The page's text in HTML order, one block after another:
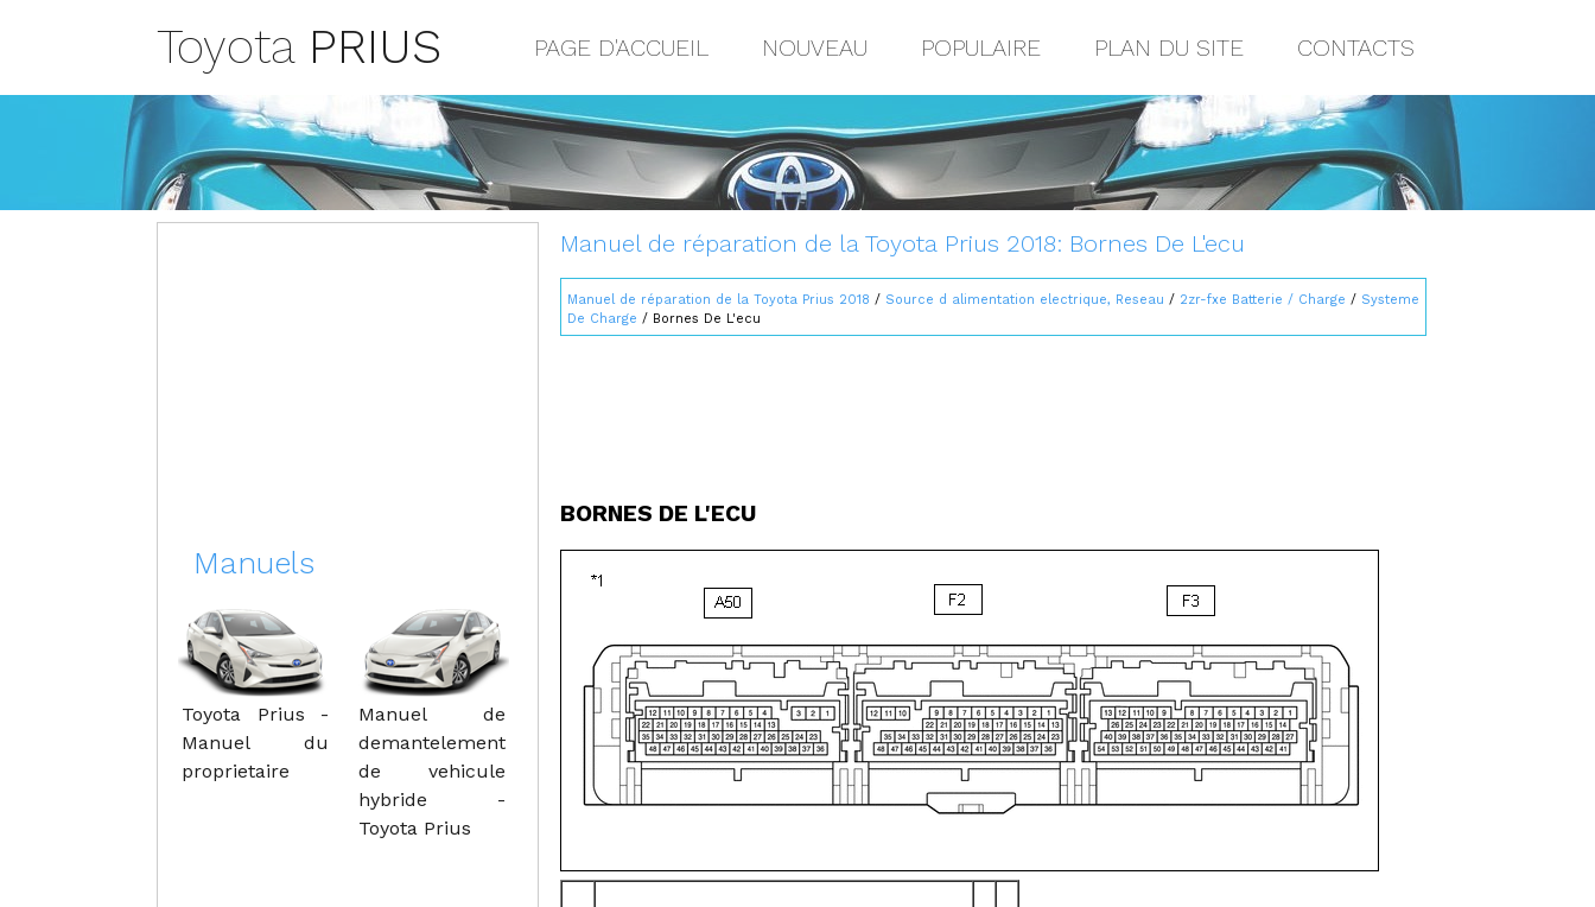
Toyota PRIUS PAGE D'ACCUEIL NOUVEAU POPULAIRE PLAN DU SITE CONTACTS
Manuel de réparation de la Toyota Prius 2018: Bornes De L'ecu
Manuel de réparation de la Toyota Prius 2018 / Source d alimentation electrique, Reseau / 2zr-fxe Batterie / Charge / Systeme
De Charge / Bornes De L'ecu
BORNES DE L'ECU
Manuels
Toyota Prius -
Manuel du
proprietaire
Manuel de
demantelement
de vehicule
hybride -
Toyota Prius